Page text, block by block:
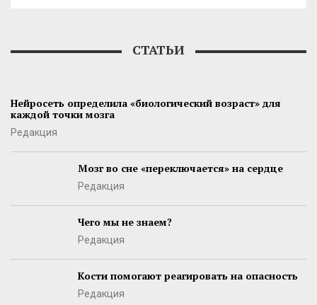
СТАТЬИ
Нейросеть определила «биологический возраст» для
каждой точки мозга
Редакция
Мозг во сне «переключается» на сердце
Редакция
Чего мы не знаем?
Редакция
Кости помогают реагировать на опасность
Редакция